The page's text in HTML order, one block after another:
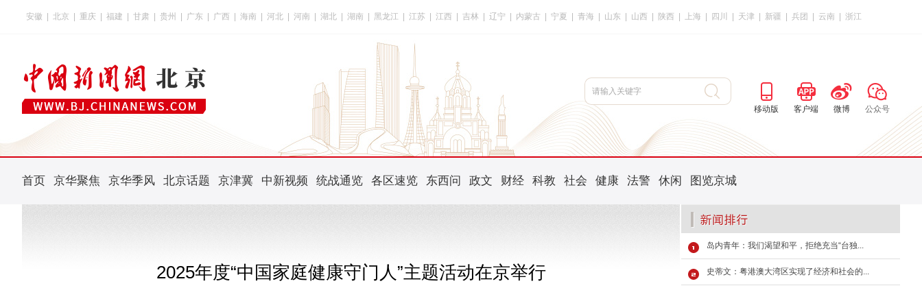
安徽 北京 重庆 福建 甘肃 贵州 广东 广西 海南 河北 河南 湖北 湖南 黑龙江 江苏 江西 吉林 辽宁 内蒙古 宁夏 青海 山东 山西 陕西 上海 四川 天津 新疆 兵团 云南 浙江
移动版 客户端 微博 公众号
首页 京华聚焦 京华季风 北京话题 京津冀 中新视频 统战通览 各区速览 东西问 政文 财经 科教 社会 健康 法警 休闲 图览京城
2025年度“中国家庭健康守门人”主题活动在京举行
岛内青年：我们渴望和平，拒绝充当“台独...
史蒂文：粤港澳大湾区实现了经济和社会的...